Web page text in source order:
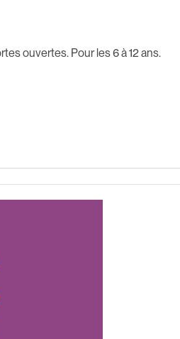
ouvertes. Pour les 6 à 12 ans.